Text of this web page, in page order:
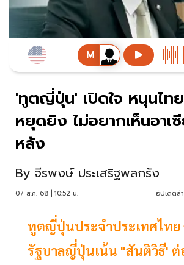
'ทูตญี่ปุ่น' เปิดใจ หนุนไท
หยุดยิง ไม่อยากเห็นอาเ
หลัง
By จีรพงษ์ ประเสริฐพลกรัง
07 ส.ค. 68 | 10:52 น. อัปเดตล่
ทูตญี่ปุ่นประจำประเทศไทย
รัฐบาลญี่ปุ่นเน้น "สันติวิธี' ต่